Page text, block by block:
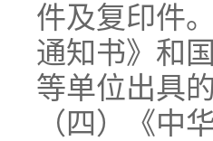
件及复印件
通知书》和
等单位出具
（四）《中